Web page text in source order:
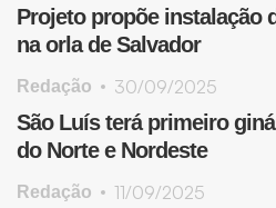
Projeto propõe instalação
na orla de Salvador
São Luís terá primeiro
do Norte e Nordeste
Redação 30/09/2025
Redação 11/09/2025